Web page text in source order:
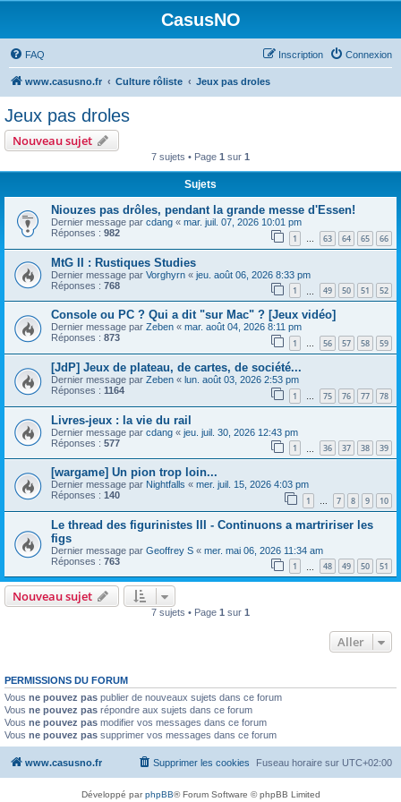
CasusNO
FAQ Connexion
Inscription
www.casusno.fr Culture rôliste Jeux pas droles
Jeux pas droles
Nouveau sujet
7 sujets • Page 1 sur 1
Sujets
Niouzes pas drôles, pendant la grande messe d'Essen!
Dernier message par cdang « mar. juil. 07, 2026 10:01 pm
Réponses : 982 1 … 63 64 65 66
MtG II : Rustiques Studies
Dernier message par Vorghyrn « jeu. août 06, 2026 8:33 pm
Réponses : 768 1 49 50 51 52
Console ou PC ? Qui a dit "sur Mac" ? [Jeux vidéo]
Dernier message par Zeben « mar. août 04, 2026 8:11 pm
Réponses : 873 1 … 56 57 58 59
[JdP] Jeux de plateau, de cartes, de société...
Dernier message par Zeben « lun. août 03, 2026 2:53 pm
Réponses : 1164 1 … 75 76 77 78
Livres-jeux : la vie du rail
Dernier message par cdang « jeu. juil. 30, 2026 12:43 pm
Réponses : 577 1 36 37 38 39
[wargame] Un pion trop loin...
Dernier message par Nightfalls « mer. juil. 15, 2026 4:03 pm
Réponses : 140 1 … 7 8 9 10
Le thread des figurinistes III - Continuons a martririser les
figs
Dernier message par Geoffrey S « mer. mai 06, 2026 11:34 am
Réponses : 763 1 48 49 50 51
Nouveau sujet
7 sujets • Page 1 sur 1
Aller
PERMISSIONS DU FORUM
Vous ne pouvez pas publier de nouveaux sujets dans ce forum
Vous ne pouvez pas répondre aux sujets dans ce forum
Vous ne pouvez pas modifier vos messages dans ce forum
Vous ne pouvez pas supprimer vos messages dans ce forum
www.casusno.fr Fuseau horaire sur UTC+02:00
Supprimer les cookies
Développé parphpBB® Forum Software © phpBB Limited